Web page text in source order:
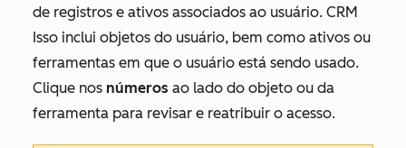
de registros e ativos associados ao usuário. CRM
Isso inclui objetos do usuário, bem como ativos ou
ferramentas em que o usuário está sendo usado.
Clique nos números ao lado do objeto ou da
ferramenta para revisar e reatribuir o acesso.